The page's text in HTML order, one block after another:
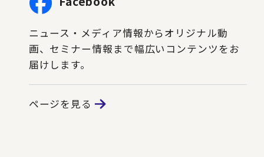
ニュース・メディア情報からオリジナル動
画、セミナー情報まで幅広いコンテンツをお
届けします。
ページを見る